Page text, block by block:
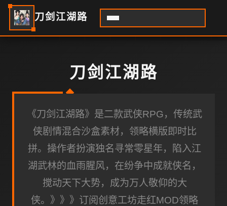
刀剑江湖路
刀剑江湖路
《刀剑江湖路》是二款武侠RPG，传统武
侠剧情混合沙盒素材，领略横版即时比
拼。操作者扮演独名寻常零星年，陷入江
湖武林的血雨腥风，在纷争中成就侠名，
搅动天下大势，成为万人敬仰的大
侠。》》》订阅创意工坊走红MOD领略